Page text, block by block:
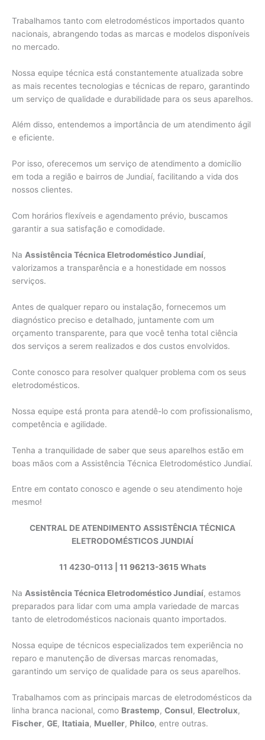
Trabalhamos tanto com eletrodomésticos importados quanto
nacionais, abrangendo todas as marcas e modelos disponíveis
no mercado.
Nossa equipe técnica está constantemente atualizada sobre
as mais recentes tecnologias e técnicas de reparo, garantindo
um serviço de qualidade e durabilidade para os seus aparelhos.
Além disso, entendemos a importância de um atendimento ágil
e eficiente.
Por isso, oferecemos um serviço de atendimento a domicílio
em toda a região e bairros de Jundiaí, facilitando a vida dos
nossos clientes.
Com horários flexíveis e agendamento prévio, buscamos
garantir a sua satisfação e comodidade.
Na Assistência Técnica Eletrodoméstico Jundiaí,
valorizamos a transparência e a honestidade em nossos
serviços.
Antes de qualquer reparo ou instalação, fornecemos um
diagnóstico preciso e detalhado, juntamente com um
orçamento transparente, para que você tenha total ciência
dos serviços a serem realizados e dos custos envolvidos.
Conte conosco para resolver qualquer problema com os seus
eletrodomésticos.
Nossa equipe está pronta para atendê-lo com profissionalismo,
competência e agilidade.
Tenha a tranquilidade de saber que seus aparelhos estão em
boas mãos com a Assistência Técnica Eletrodoméstico Jundiaí.
Entre em contato conosco e agende o seu atendimento hoje
mesmo!
CENTRAL DE ATENDIMENTO ASSISTÊNCIA TÉCNICA
ELETRODOMÉSTICOS JUNDIAÍ
11 4230-0113 | 11 96213-3615 Whats
Na Assistência Técnica Eletrodoméstico Jundiaí, estamos
preparados para lidar com uma ampla variedade de marcas
tanto de eletrodomésticos nacionais quanto importados.
Nossa equipe de técnicos especializados tem experiência no
reparo e manutenção de diversas marcas renomadas,
garantindo um serviço de qualidade para os seus aparelhos.
Trabalhamos com as principais marcas de eletrodomésticos da
linha branca nacional, como Brastemp, Consul, Electrolux,
Fischer, GE, Itatiaia, Mueller, Philco, entre outras.